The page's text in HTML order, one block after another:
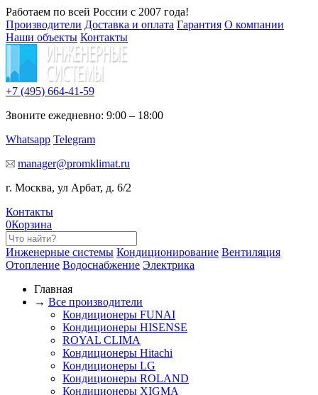
Работаем по всей России с 2007 года!
Производители Доставка и оплата Гарантия О компании
Наши объекты Контакты
+7 (495) 664-41-59
Звоните ежедневно: 9:00 – 18:00
Whatsapp Telegram
manager@promklimat.ru
г. Москва, ул Арбат, д. 6/2
Контакты
0Корзина
Инженерные системы Кондиционирование Вентиляция
Отопление Водоснабжение Электрика
Главная
→ Все производители
Кондиционеры FUNAI
Кондиционеры HISENSE
ROYAL CLIMA
Кондиционеры Hitachi
Кондиционеры LG
Кондиционеры ROLAND
Кондиционеры XIGMA